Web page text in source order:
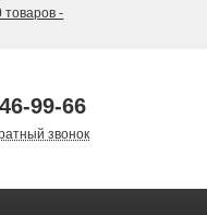
товаров -
99-66
звонок